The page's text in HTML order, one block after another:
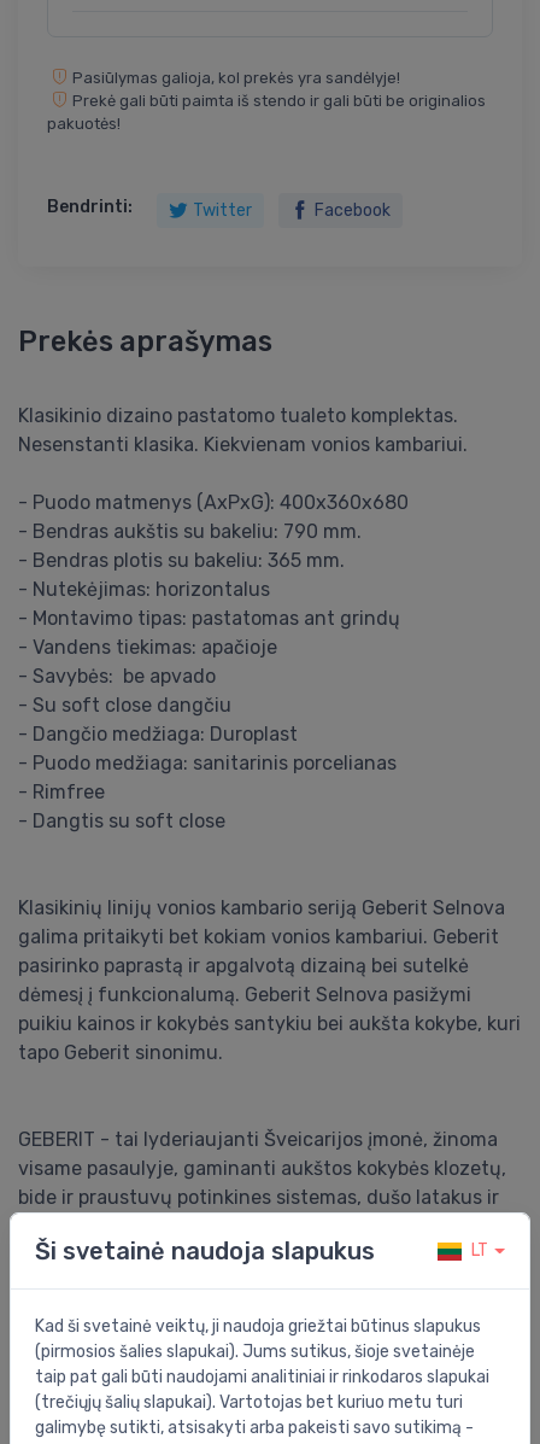
Pasiūlymas galioja, kol prekės yra sandėlyje!
Prekė gali būti paimta iš stendo ir gali būti be originalios
pakuotės!
Bendrinti: Twitter Facebook
Prekės aprašymas
Klasikinio dizaino pastatomo tualeto komplektas.
Nesenstanti klasika. Kiekvienam vonios kambariui.
- Puodo matmenys (AxPxG): 400x360x680
- Bendras aukštis su bakeliu: 790 mm.
- Bendras plotis su bakeliu: 365 mm.
- Nutekėjimas: horizontalus
- Montavimo tipas: pastatomas ant grindų
- Vandens tiekimas: apačioje
- Savybės: be apvado
- Su soft close dangčiu
- Dangčio medžiaga: Duroplast
- Puodo medžiaga: sanitarinis porcelianas
- Rimfree
- Dangtis su soft close
Klasikinių linijų vonios kambario seriją Geberit Selnova
galima pritaikyti bet kokiam vonios kambariui. Geberit
pasirinko paprastą ir apgalvotą dizainą bei sutelkė
dėmesį į funkcionalumą. Geberit Selnova pasižymi
puikiu kainos ir kokybės santykiu bei aukšta kokybe, kuri
tapo Geberit sinonimu.
GEBERIT - tai lyderiaujanti Šveicarijos įmonė, žinoma
visame pasaulyje, gaminanti aukštos kokybės klozetų,
bide ir praustuvų potinkines sistemas, dušo latakus ir
produktai yra žinomi, kaip kokybiški, inovatyvūs,
ilgaamžiai ir draugiški aplinkai.
Bendrosios specifikacijos
Grupė: vonios kambarys
Išvestis: horizontalus
Ši svetainė naudoja slapukus LT
Kad ši svetainė veiktų, ji naudoja griežtai būtinus slapukus
(pirmosios šalies slapukai). Jums sutikus, šioje svetainėje
taip pat gali būti naudojami analitiniai ir rinkodaros slapukai
(trečiųjų šalių slapukai). Vartotojas bet kuriuo metu turi
galimybę sutikti, atsisakyti arba pakeisti savo sutikimą -